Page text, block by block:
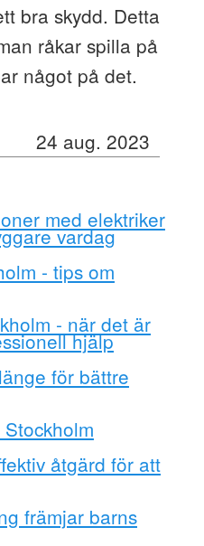
bra skydd. Detta
råkar spilla på
något på det.
24 aug. 2023
med elektriker
vardag
- tips om
- när det är
hjälp
för bättre
åtgärd för att
främjar barns